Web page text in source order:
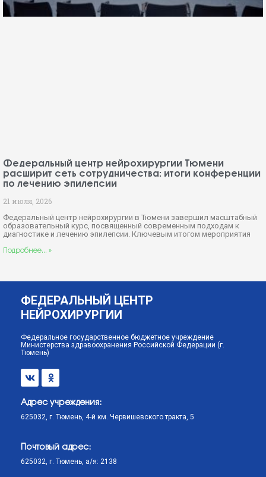
Федеральный центр нейрохирургии Тюмени
расширит сеть сотрудничества: итоги конференции
по лечению эпилепсии
21 июля, 2026
Федеральный центр нейрохирургии в Тюмени завершил масштабный
образовательный курс, посвященный современным подходам к
диагностике и лечению эпилепсии. Ключевым итогом мероприятия
Подробнее... »
ФЕДЕРАЛЬНЫЙ ЦЕНТР
НЕЙРОХИРУРГИИ
Федеральное государственное бюджетное учреждение
Министерства здравоохранения Российской Федерации (г.
Тюмень)
Адрес учреждения:
625032, г. Тюмень, 4-й км. Червишевского тракта, 5
Почтовый адрес:
625032, г. Тюмень, а/я: 2138